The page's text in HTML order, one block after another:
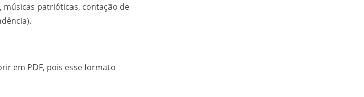
músicas patrióticas, contação de
em PDF, pois esse formato